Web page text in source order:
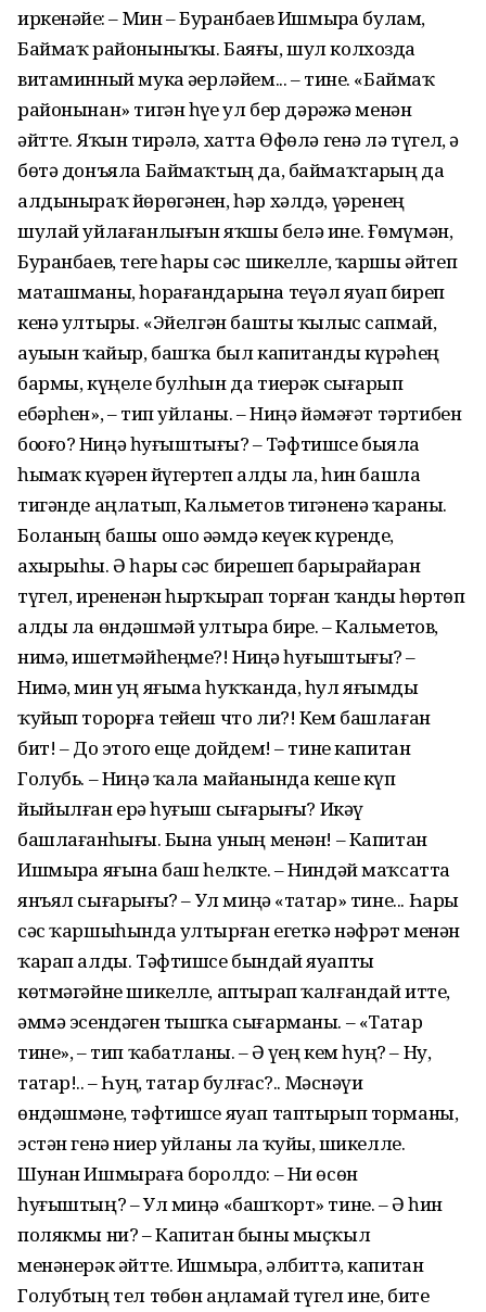
иркенәйҙе: – Мин – Буранбаев Ишмырҙа булам,
Баймаҡ районыныҡы. Баяғы, шул колхозда
витаминный мука әҙерләйем... – тине. «Баймаҡ
районынан» тигән һүҙҙе ул бер дәрәжә менән
әйтте. Яҡын тирәлә, хатта Өфөлә генә лә түгел, ә
бөтә донъяла Баймаҡтың да, баймаҡтарҙың да
алдыныраҡ йөрөгәнен, һәр хәлдә, үҙҙәренең
шулай уйлағанлығын яҡшы белә ине. Ғөмүмән,
Буранбаев, теге һары сәс шикелле, ҡаршы әйтеп
маташманы, һорағандарына теүәл яуап биреп
кенә ултырҙы. «Эйелгән башты ҡылыс сапмай,
ауыҙын ҡайыр, башҡа был капитанды күрәһең
бармы, күңеле булһын да тиҙерәк сығарып
ебәрһен», – тип уйланы. – Ниңә йәмәғәт тәртибен
боҙҙоғоҙ? Ниңә һуғыштығыҙ? – Тәфтишсе быяла
һымаҡ күҙҙәрен йүгертеп алды ла, һин башла
тигәнде аңлатып, Кальметов тигәненә ҡараны.
Боланың башы ошо әҙәмдә кеүек күренде,
ахырыһы. Ә һары сәс бирешеп барырҙайҙарҙан
түгел, ирененән һырҡырап торған ҡанды һөртөп
алды ла өндәшмәй ултыра бирҙе. – Кальметов,
нимә, ишетмәйһеңме?! Ниңә һуғыштығыҙ? –
Нимә, мин уң яғыма һуҡҡанда, һул яғымды
ҡуйып торорға тейеш что ли?! Кем башлаған
бит! – До этого еще дойдем! – тине капитан
Голубь. – Ниңә ҡала майҙанында кеше күп
йыйылған ерҙә һуғыш сығарҙығыҙ? Икәү
башлағанһығыҙ. Бына уның менән! – Капитан
Ишмырҙа яғына баш һелкте. – Ниндәй маҡсатта
янъял сығарҙығыҙ? – Ул миңә «татар» тине... Һары
сәс ҡаршыһында ултырған егеткә нәфрәт менән
ҡарап алды. Тәфтишсе бындай яуапты
көтмәгәйне шикелле, аптырап ҡалғандай итте,
әммә эсендәген тышҡа сығарманы. – «Татар
тине», – тип ҡабатланы. – Ә үҙең кем һуң? – Ну,
татар!.. – Һуң, татар булғас?.. Мәснәүи
өндәшмәне, тәфтишсе яуап таптырып торманы,
эстән генә ниҙер уйланы ла ҡуйҙы, шикелле.
Шунан Ишмырҙаға боролдо: – Ни өсөн
һуғыштың? – Ул миңә «башҡорт» тине. – Ә һин
полякмы ни? – Капитан быны мыҫҡыл
менәнерәк әйтте. Ишмырҙа, әлбиттә, капитан
Голубтың тел төбөн аңламай түгел ине, бите